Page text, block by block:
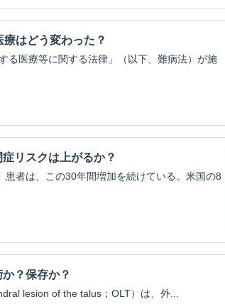
はどう変わった？
る医療等に関する法律」（以下、難病法）が施
リスクは上がるか？
者は、この30年間増加を続けている。米国の8
？保存か？
lesion of the talus；OLT）は、外...